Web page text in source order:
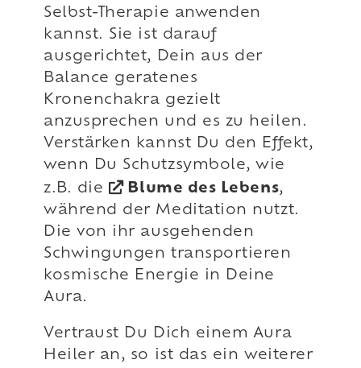
Selbst-Therapie anwenden
kannst. Sie ist darauf
ausgerichtet, Dein aus der
Balance geratenes
Kronenchakra gezielt
anzusprechen und es zu heilen.
Verstärken kannst Du den Effekt,
wenn Du Schutzsymbole, wie
z.B. die
Blume des Lebens,
während der Meditation nutzt.
Die von ihr ausgehenden
Schwingungen transportieren
kosmische Energie in Deine
Aura.
Vertraust Du Dich einem Aura
Heiler an, so ist das ein weiterer